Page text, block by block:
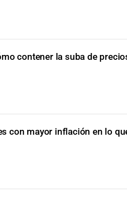
contener la suba de
con mayor inflación en lo